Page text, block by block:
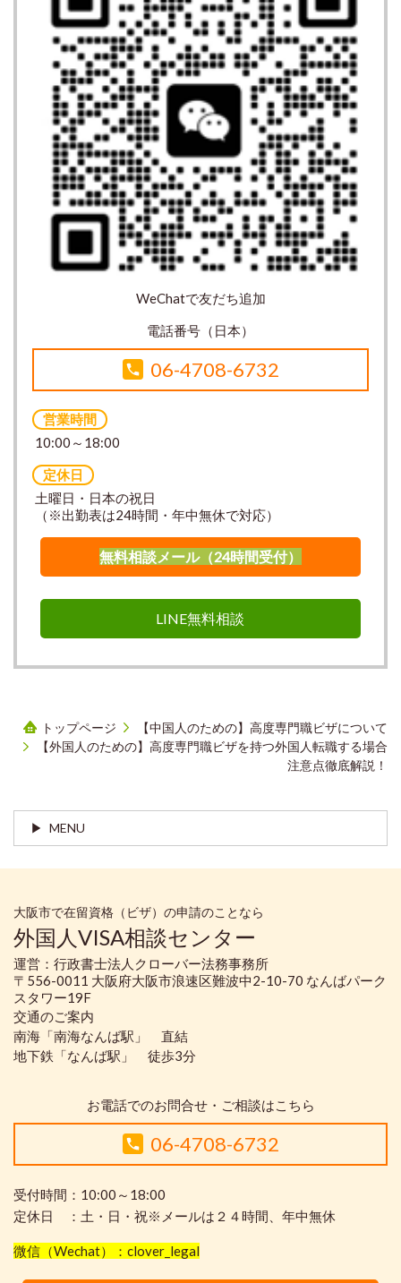
WeChatで友だち追加
電話番号（日本）
06-4708-6732
営業時間
10:00～18:00
定休日
土曜日・日本の祝日
（※出勤表は24時間・年中無休で対応）
無料相談メール（24時間受付）
LINE無料相談
トップページ
【中国人のための】高度専門職ビザについて
【外国人のための】高度専門職ビザを持つ外国人転職する場合
注意点徹底解説！
MENU
大阪市で在留資格（ビザ）の申請のことなら
外国人VISA相談センター
運営：行政書士法人クローバー法務事務所
〒556-0011 大阪府大阪市浪速区難波中2-10-70 なんばパーク
スタワー19F
交通のご案内
南海「南海なんば駅」 直結
地下鉄「なんば駅」 徒歩3分
お電話でのお問合せ・ご相談はこちら
06-4708-6732
受付時間：10:00～18:00
定休日 ：土・日・祝※メールは２４時間、年中無休
微信（Wechat）：clover_legal